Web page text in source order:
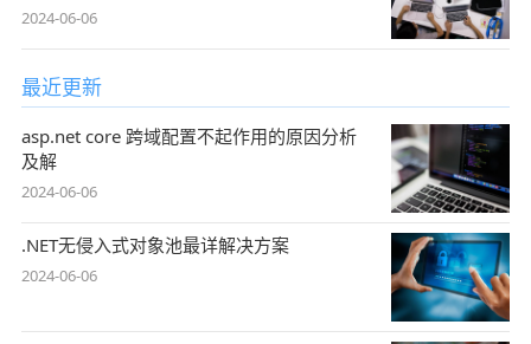
2024-06-06
最近更新
asp.net core 跨域配置不起作用的原因分析
及解
2024-06-06
.NET无侵入式对象池最详解决方案
2024-06-06